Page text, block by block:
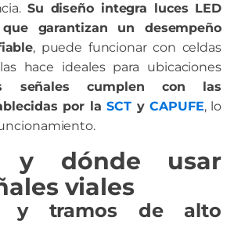
Su diseño integra luces LED
garantizan un desempeño
, puede funcionar con celdas
hace ideales para ubicaciones
señales cumplen con las
por laSCTyCAPUFE, lo
y dónde usar
viales
y tramos de alto